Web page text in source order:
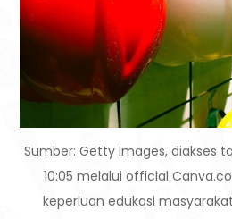
Sumber: Getty Images, diakses
10:05 melalui official
keperluan edukasi